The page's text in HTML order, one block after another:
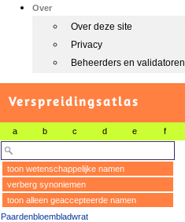
Over
Over deze site
Privacy
Beheerders en validatoren
Verspreidingsatlas
a b c d e f
toon wetenschappelijke namen
verberg synoniemen
toon alleen geaccepteerde namen
Paardenbloembladwrat